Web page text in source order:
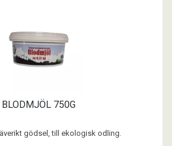
BLODMJÖL 750G
gödsel, till ekologisk odling.